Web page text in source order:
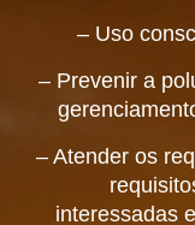
– Uso
– Prevenir a
– Atender os
interessadas